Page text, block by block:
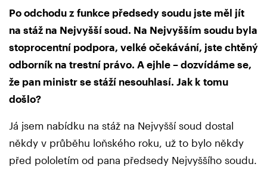
Po odchodu z funkce předsedy soudu jste měl jít
na stáž na Nejvyšší soud. Na Nejvyšším soudu byla
stoprocentní podpora, velké očekávání, jste chtěný
odborník na trestní právo. A ejhle – dozvídáme se,
že pan ministr se stáží nesouhlasí. Jak k tomu
došlo?
Já jsem nabídku na stáž na Nejvyšší soud dostal
někdy v průběhu loňského roku, už to bylo někdy
před pololetím od pana předsedy Nejvyššího soudu.